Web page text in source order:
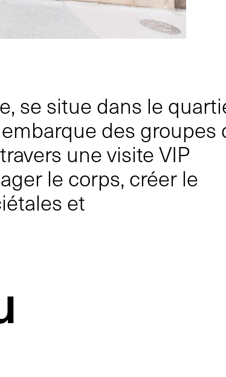
se situe dans le
des groupes
une visite VIP
le corps, créer le
et